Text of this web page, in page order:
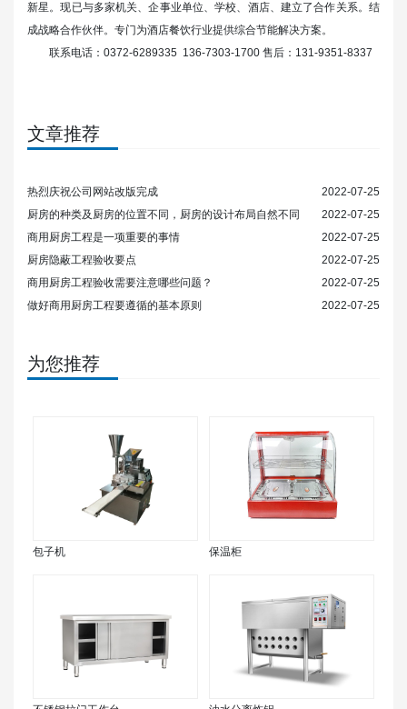
新星。现已与多家机关、企事业单位、学校、酒店、建立了合作关系。结
成战略合作伙伴。专门为酒店餐饮行业提供综合节能解决方案。
联系电话：0372-6289335 136-7303-1700 售后：131-9351-8337
文章推荐
热烈庆祝公司网站改版完成
2022-07-25
厨房的种类及厨房的位置不同，厨房的设计布局自然不同
2022-07-25
商用厨房工程是一项重要的事情
2022-07-25
厨房隐蔽工程验收要点
2022-07-25
商用厨房工程验收需要注意哪些问题？
2022-07-25
做好商用厨房工程要遵循的基本原则
2022-07-25
为您推荐
包子机 保温柜